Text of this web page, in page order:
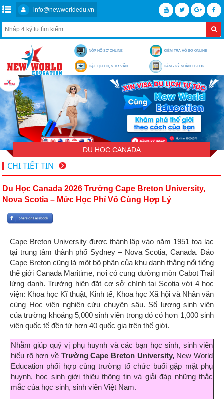
info@newworldedu.vn
NỘP HỒ SƠ ONLINE KIỂM TRA HỒ SƠ ONLINE
ĐẶT LỊCH HẸN TƯ VẤN ĐĂNG KÝ NHẬN EBOOK
DU HỌC CANADA
CHI TIẾT TIN
Du Học Canada 2026 Trường Cape Breton University,
Nova Scotia – Mức Học Phí Vô Cùng Hợp Lý
Cape Breton University được thành lập vào năm 1951 tọa lạc
tại trung tâm thành phố Sydney – Nova Scotia, Canada. Đảo
Cape Breton cũng là một bộ phận của khu danh thắng nổi tiếng
thế giới Canada Maritime, nơi có cung đường mòn Cabot Trail
lừng danh. Trường hiện đặt cơ sở chính tại Scotia với 4 học
viện: Khoa học Kĩ thuật, Kinh tế, Khoa học Xã hội và Nhân văn
cùng Học viện nghiên cứu chuyên sâu. Số lượng sinh viên
của trường khoảng 5,000 sinh viên trong đó có hơn 1,000 sinh
viên quốc tế đền từ hơn 40 quốc gia trên thế giới.
Nhằm giúp quý vị phụ huynh và các bạn học sinh, sinh viên
hiểu rõ hơn về Trường Cape Breton University, New World
Education phối hợp cùngtrường tổ chức buổi gặp mặt phụ
huynh, học sinh giới thiệu thông tin và giải đáp những thắc
mắc của học sinh, sinh viên Việt Nam.